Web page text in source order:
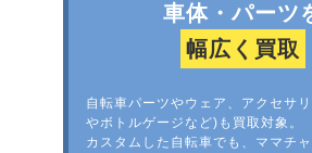
車体・パーツ
幅広く買取
自転車パーツやウェア、アクセサ
やボトルゲージなど)も買取対象。
カスタムした自転車でも、ママチ